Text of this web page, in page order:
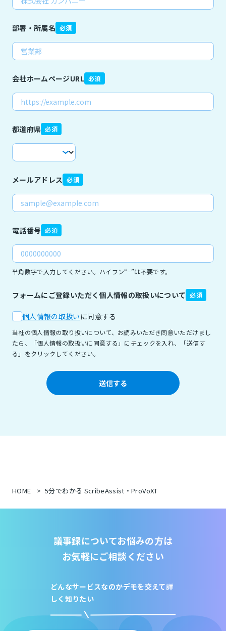
HOME 5分でわかる ScribeAssist・ProVoXT
議事録についてお悩みの方は
お気軽にご相談ください
どんなサービスなのかデモを交えて詳
しく知りたい